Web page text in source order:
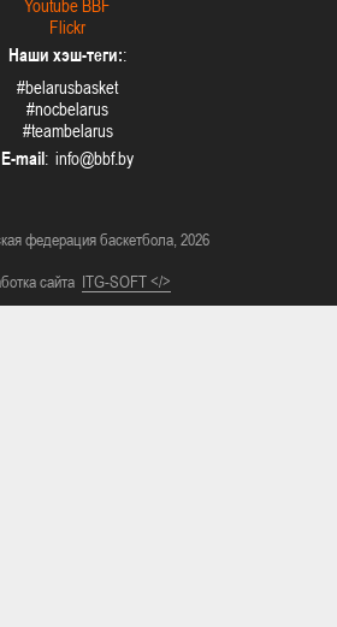
Youtube BBF
Flickr
Наши хэш-теги::
#belarusbasket
#nocbelarus
#teambelarus
E-mail:
федерация баскетбола, 2026
сайта ITG-SOFT </>